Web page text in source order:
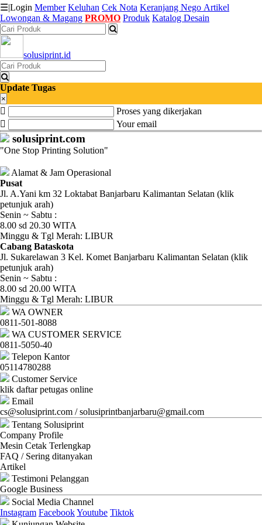
Katalog
Produk
Petugas
Riwayat
Transaksi
Tagihan
Berjalan
Pembayaran
Pendapatan
Fee
Ganti
Password
Logout
☰|Login Member Keluhan Cek Nota Keranjang Nego Artikel
Lowongan & Magang PROMO Produk Katalog Desain
solusiprint.id
Update Tugas
×
Proses yang dikerjakan
Your email
solusiprint.com
"One Stop Printing Solution"
Alamat & Jam Operasional
Pusat
Jl. A.Yani km 32 Loktabat Banjarbaru Kalimantan Selatan (klik
petunjuk arah)
Senin ~ Sabtu :
8.00 sd 20.30 WITA
Minggu & Tgl Merah: LIBUR
Cabang Bataskota
Jl. Sukarelawan 3 Kel. Komet Banjarbaru Kalimantan Selatan (klik
petunjuk arah)
Senin ~ Sabtu :
8.00 sd 20.00 WITA
Minggu & Tgl Merah: LIBUR
WA OWNER
0811-501-8088
WA CUSTOMER SERVICE
0811-5050-40
Telepon Kantor
05114780288
Customer Service
klik daftar petugas online
Email
cs@solusiprint.com / solusiprintbanjarbaru@gmail.com
Tentang Solusiprint
Company Profile
Mesin Cetak Terlengkap
FAQ / Sering ditanyakan
Artikel
Testimoni Pelanggan
Google Business
Social Media Channel
Instagram FacebookYoutube Tiktok